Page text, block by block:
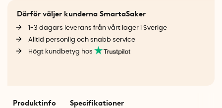
Därför väljer kunderna SmartaSaker
1-3 dagars leverans från vårt lager i Sverige
Alltid personlig och snabb service
Högt kundbetyg hos
Produktinfo Specifikationer